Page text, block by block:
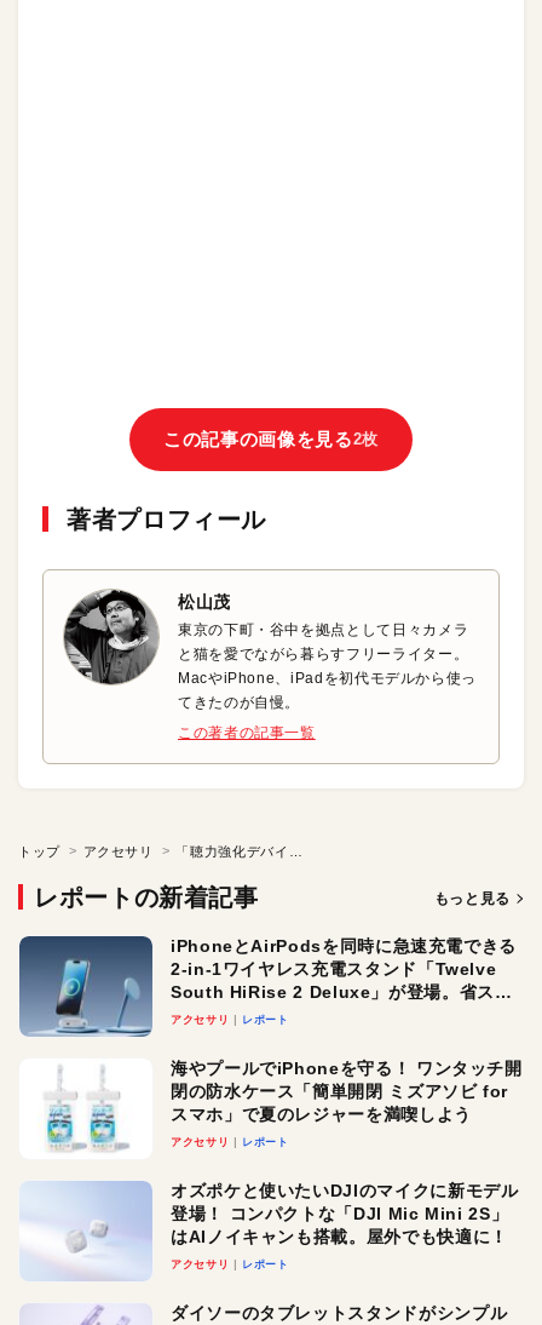
この記事の画像を見る2枚
著者プロフィール
松山茂
東京の下町・谷中を拠点として日々カメラ
と猫を愛でながら暮らすフリーライター。
MacやiPhone、iPadを初代モデルから使っ
てきたのが自慢。
この著者の記事一覧
トップ アクセサリ
レポートの新着記事 もっと見る
iPhoneとAirPodsを同時に急速充電できる
2-in-1ワイヤレス充電スタンド「Twelve
South HiRise 2 Deluxe」が登場。省スペ
ースでおしゃれに充電したい人にオスス
アクセサリ レポート
海やプールでiPhoneを守る！ ワンタッチ開
閉の防水ケース「簡単開閉 ミズアソビ for
スマホ」で夏のレジャーを満喫しよう
アクセサリ レポート
オズポケと使いたいDJIのマイクに新モデル
登場！ コンパクトな「DJI Mic Mini 2S」
はAIノイキャンも搭載。屋外でも快適に！
アクセサリ レポート
ダイソーのタブレットスタンドがシンプル